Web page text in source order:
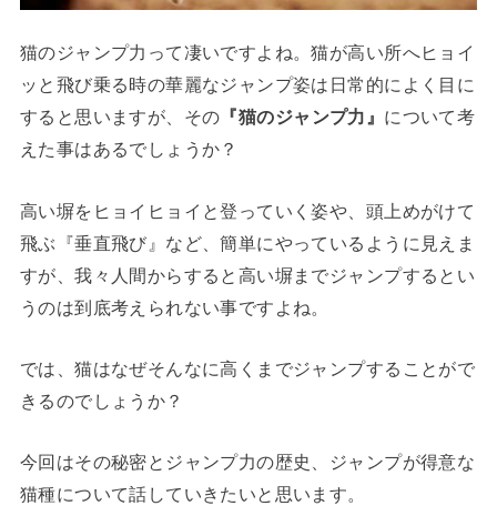
猫のジャンプ力って凄いですよね。猫が高い所へヒョイ
ッと飛び乗る時の華麗なジャンプ姿は日常的によく目に
すると思いますが、その 『猫のジャンプ力』 について考
えた事はあるでしょうか？
高い塀をヒョイヒョイと登っていく姿や、頭上めがけて
飛ぶ『垂直飛び』など、簡単にやっているように見えま
すが、我々人間からすると高い塀までジャンプするとい
うのは到底考えられない事ですよね。
では、猫はなぜそんなに高くまでジャンプすることがで
きるのでしょうか？
今回はその秘密とジャンプ力の歴史、ジャンプが得意な
猫種について話していきたいと思います。